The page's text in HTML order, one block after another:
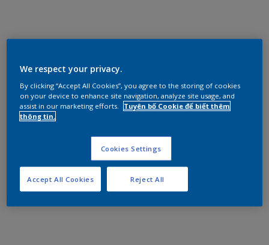
We respect your privacy.
By clicking “Accept All Cookies”, you agree to the storing of cookies
on your device to enhance site navigation, analyze site usage, and
assist in our marketing efforts.
Tuyên bố Cookie để biết thêm
thông tin.
Cookies Settings
Reject All
Accept All Cookies